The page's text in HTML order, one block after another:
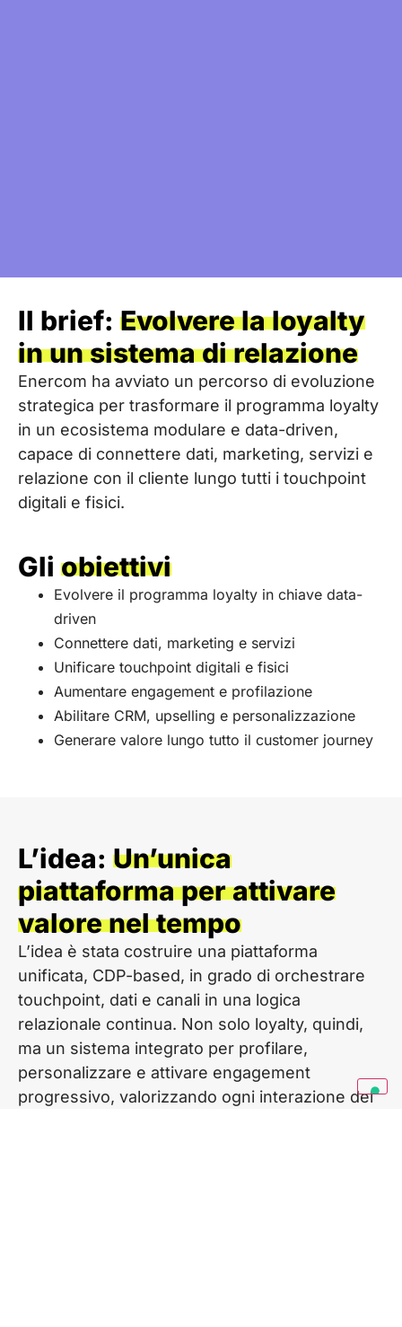
Il brief: Evolvere la loyalty
in un sistema di relazione
Enercom ha avviato un percorso di evoluzione
strategica per trasformare il programma loyalty
in un ecosistema modulare e data-driven,
capace di connettere dati, marketing, servizi e
relazione con il cliente lungo tutti i touchpoint
digitali e fisici.
Gli obiettivi
Evolvere il programma loyalty in chiave data-
driven
Connettere dati, marketing e servizi
Unificare touchpoint digitali e fisici
Aumentare engagement e profilazione
Abilitare CRM, upselling e personalizzazione
Generare valore lungo tutto il customer journey
L’idea: Un’unica
piattaforma per attivare
valore nel tempo
L’idea è stata costruire una piattaforma
unificata, CDP-based, in grado di orchestrare
touchpoint, dati e canali in una logica
relazionale continua. Non solo loyalty, quindi,
ma un sistema integrato per profilare,
personalizzare e attivare engagement
progressivo, valorizzando ogni interazione del